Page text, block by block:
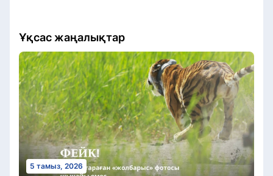
Ұқсас жаңалықтар
5 тамыз, 2026